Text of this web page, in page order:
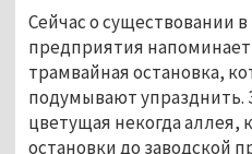
Сейчас о существовании в
предприятия
трамвайная остановка,
подумывают упразднить.
цветущая некогда аллея,
остановки до заводской